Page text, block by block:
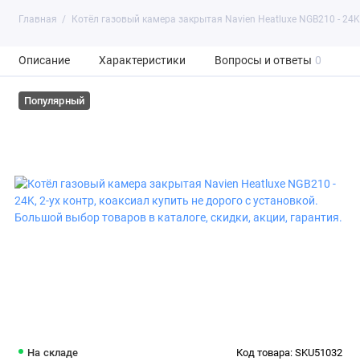
Главная Котёл газовый камера закрытая Navien Heatluxe NGB210 -
Описание Характеристики Вопросы и ответы 0
Популярный
На складе Код товара: SKU51032